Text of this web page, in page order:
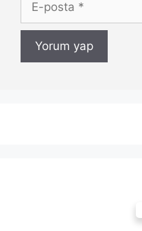
posta